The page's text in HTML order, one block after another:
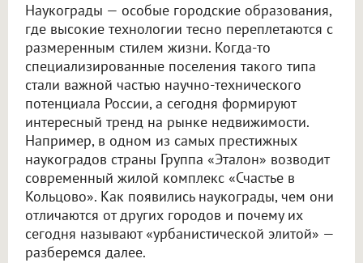
Наукограды — особые городские образования,
где высокие технологии тесно переплетаются с
размеренным стилем жизни. Когда-то
специализированные поселения такого типа
стали важной частью научно-технического
потенциала России, а сегодня формируют
интересный тренд на рынке недвижимости.
Например, в одном из самых престижных
наукоградов страны Группа «Эталон» возводит
современный жилой комплекс «Счастье в
Кольцово». Как появились наукограды, чем они
отличаются от других городов и почему их
сегодня называют «урбанистической элитой» —
разберемся далее.